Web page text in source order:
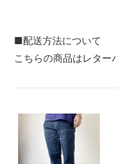
■配送方法について
こちらの商品はレター